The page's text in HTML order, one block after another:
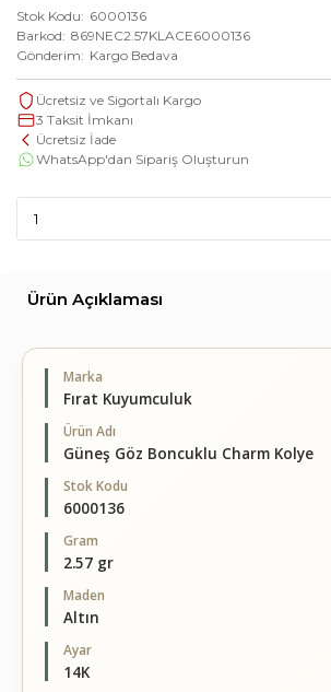
Stok Kodu
6000136
Barkod 869NEC2.57KLACE6000136
Gönderim
Kargo Bedava
Ücretsiz ve Sigortalı Kargo
3 Taksit İmkanı
Ücretsiz İade
WhatsApp'dan Sipariş Oluşturun
Ürün Açıklaması
Marka
Fırat Kuyumculuk
Ürün Adı
Güneş Göz Boncuklu Charm Kolye
Stok Kodu
6000136
Gram
2.57 gr
Maden
Altın
Ayar
14K